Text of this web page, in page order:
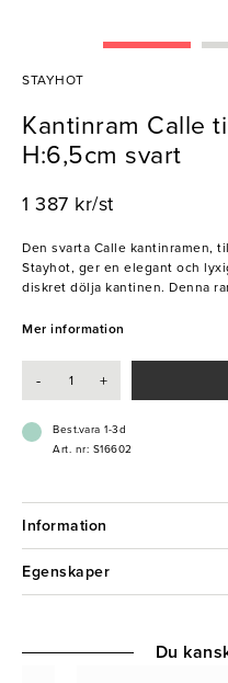
STAYHOT
Kantinram Calle
H:6,5cm svart
1 387 kr/st
Den svarta Calle kantinramen,
Stayhot, ger en elegant och
diskret dölja kantinen. Denna
bufféer!
Mer information
- +
Best.vara 1-3d
Art. nr: S16602
Information
Egenskaper
Du